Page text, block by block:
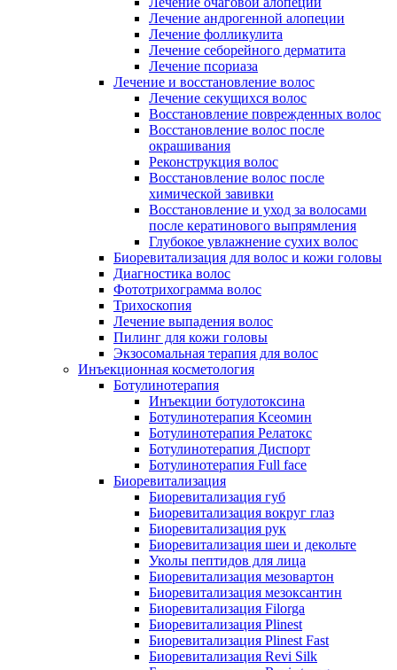
Лечение андрогенной алопеции
Лечение фолликулита
Лечение себорейного дерматита
Лечение псориаза
Лечение и восстановление волос
Лечение секущихся волос
Восстановление поврежденных волос
Восстановление волос после
окрашивания
Реконструкция волос
Восстановление волос после
химической завивки
Восстановление и уход за волосами
после кератинового выпрямления
Глубокое увлажнение сухих волос
Биоревитализация для волос и кожи головы
Диагностика волос
Фототрихограмма волос
Трихоскопия
Лечение выпадения волос
Пилинг для кожи головы
Экзосомальная терапия для волос
Инъекционная косметология
Ботулинотерапия
Инъекции ботулотоксина
Ботулинотерапия Ксеомин
Ботулинотерапия Релатокс
Ботулинотерапия Диспорт
Ботулинотерапия Full face
Биоревитализация
Биоревитализация губ
Биоревитализация вокруг глаз
Биоревитализация рук
Биоревитализация шеи и декольте
Уколы пептидов для лица
Биоревитализация мезовартон
Биоревитализация мезоксантин
Биоревитализация Filorga
Биоревитализация Plinest
Биоревитализация Plinest Fast
Биоревитализация Revi Silk